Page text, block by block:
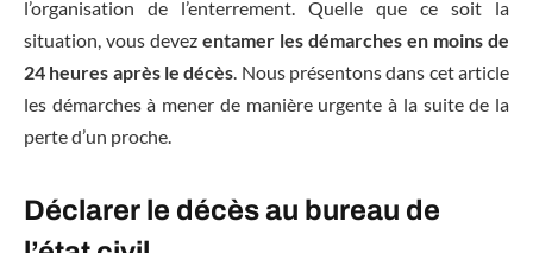
l’organisation de l’enterrement. Quelle que ce soit la
situation, vous devez entamer les démarches en moins de
24 heures après le décès . Nous présentons dans cet article
les démarches à mener de manière urgente à la suite de la
perte d’un proche.
Déclarer le décès au bureau de